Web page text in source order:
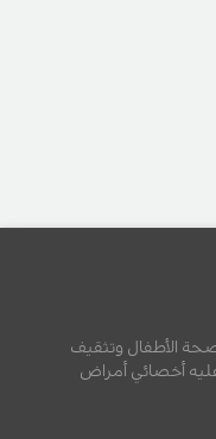
الأطفال وتثقيف
عليه أخصائي أمراض